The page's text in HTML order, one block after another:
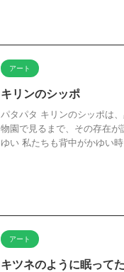
アート
キリンのシッポ
パタパタ キリンのシッポは
物園で見るまで、その存在
ゆい 私たちも背中がかゆい
アート
キツネのように眠って